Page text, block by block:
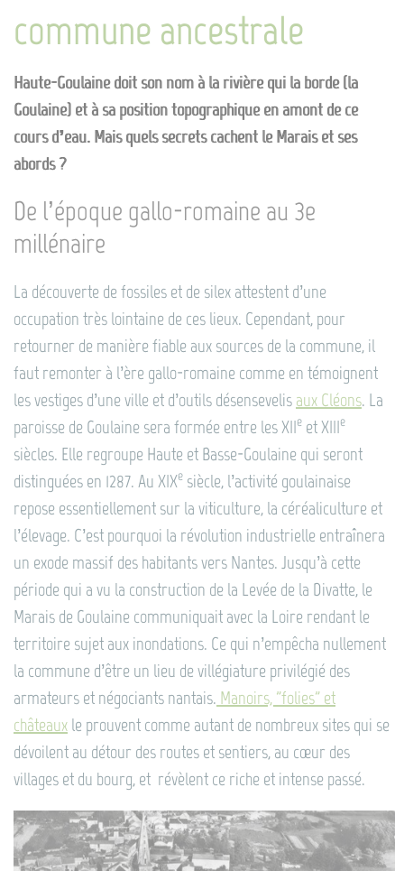
commune ancestrale
Haute-Goulaine doit son nom à la rivière qui la borde (la
Goulaine) et à sa position topographique en amont de ce
cours d’eau. Mais quels secrets cachent le Marais et ses
abords ?
De l’époque gallo-romaine au 3e
millénaire
La découverte de fossiles et de silex attestent d’une
occupation très lointaine de ces lieux. Cependant, pour
retourner de manière fiable aux sources de la commune, il
faut remonter à l’ère gallo-romaine comme en témoignent
les vestiges d’une ville et d’outils désensevelis aux Cléons. La
paroisse de Goulaine sera formée entre les XIIe et XIIIe
siècles. Elle regroupe Haute et Basse-Goulaine qui seront
distinguées en 1287. Au XIXe siècle, l’activité goulainaise
repose essentiellement sur la viticulture, la céréaliculture et
l’élevage. C’est pourquoi la révolution industrielle entraînera
un exode massif des habitants vers Nantes. Jusqu’à cette
période qui a vu la construction de la Levée de la Divatte, le
Marais de Goulaine communiquait avec la Loire rendant le
territoire sujet aux inondations. Ce qui n’empêcha nullement
la commune d’être un lieu de villégiature privilégié des
armateurs et négociants nantais. Manoirs, "folies" et
châteaux le prouvent comme autant de nombreux sites qui se
dévoilent au détour des routes et sentiers, au cœur des
villages et du bourg, et révèlent ce riche et intense passé.